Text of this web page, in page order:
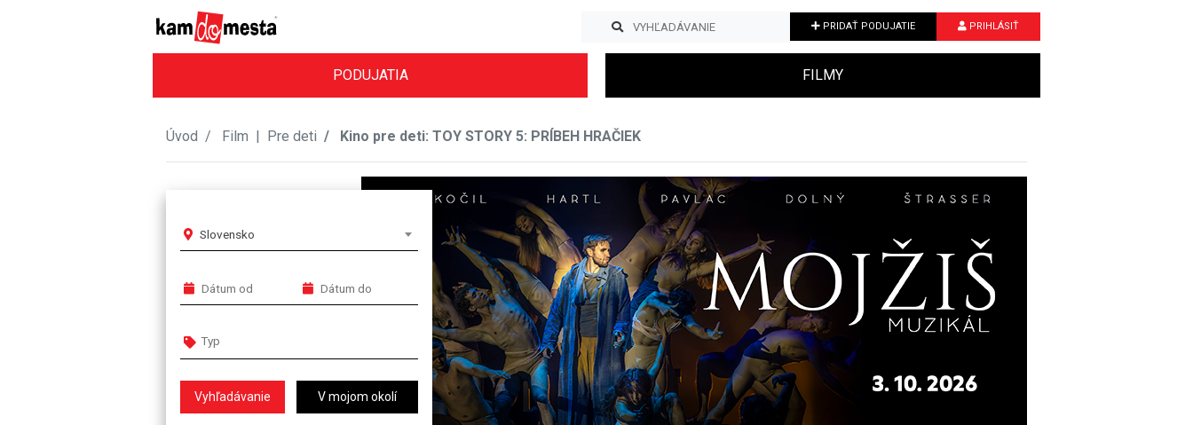
PRIDAŤ PODUJATIE PRIHLÁSIŤ
PODUJATIA FILMY
Úvod Film | Pre deti Kino pre deti: TOY STORY 5: PRÍBEH HRAČIEK
Slovensko
V mojom okolí
Previous